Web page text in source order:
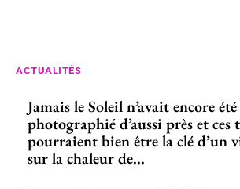
ACTUALITÉS
Jamais le Soleil n’avait encore été
photographié d’aussi près et
pourraient bien être la clé d’un
sur la chaleur de...